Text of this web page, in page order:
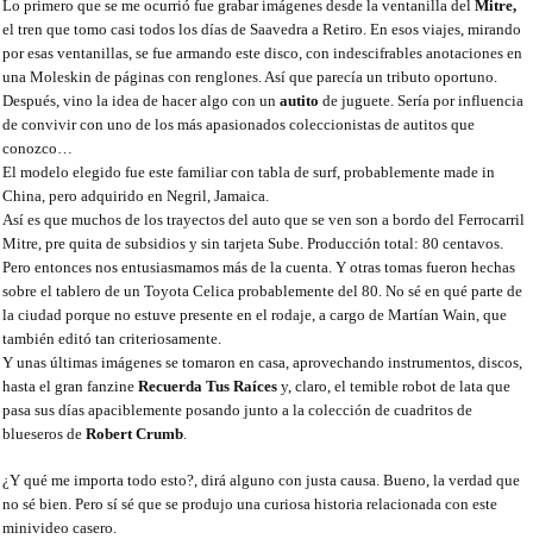
Lo primero que se me ocurrió fue grabar imágenes desde la ventanilla del Mitre,
el tren que tomo casi todos los días de Saavedra a Retiro. En esos viajes, mirando
por esas ventanillas, se fue armando este disco, con indescifrables anotaciones en
una Moleskin de páginas con renglones. Así que parecía un tributo oportuno.
Después, vino la idea de hacer algo con un autito de juguete. Sería por influencia
de convivir con uno de los más apasionados coleccionistas de autitos que
conozco…
El modelo elegido fue este familiar con tabla de surf, probablemente made in
China, pero adquirido en Negril, Jamaica.
Así es que muchos de los trayectos del auto que se ven son a bordo del Ferrocarril
Mitre, pre quita de subsidios y sin tarjeta Sube. Producción total: 80 centavos.
Pero entonces nos entusiasmamos más de la cuenta. Y otras tomas fueron hechas
sobre el tablero de un Toyota Celica probablemente del 80. No sé en qué parte de
la ciudad porque no estuve presente en el rodaje, a cargo de Martían Wain, que
también editó tan criteriosamente.
Y unas últimas imágenes se tomaron en casa, aprovechando instrumentos, discos,
hasta el gran fanzine Recuerda Tus Raíces y, claro, el temible robot de lata que
pasa sus días apaciblemente posando junto a la colección de cuadritos de
blueseros de Robert Crumb.
¿Y qué me importa todo esto?, dirá alguno con justa causa. Bueno, la verdad que
no sé bien. Pero sí sé que se produjo una curiosa historia relacionada con este
minivideo casero.